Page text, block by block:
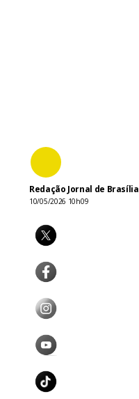
Redação Jornal de Brasília
10/05/2026 10h09